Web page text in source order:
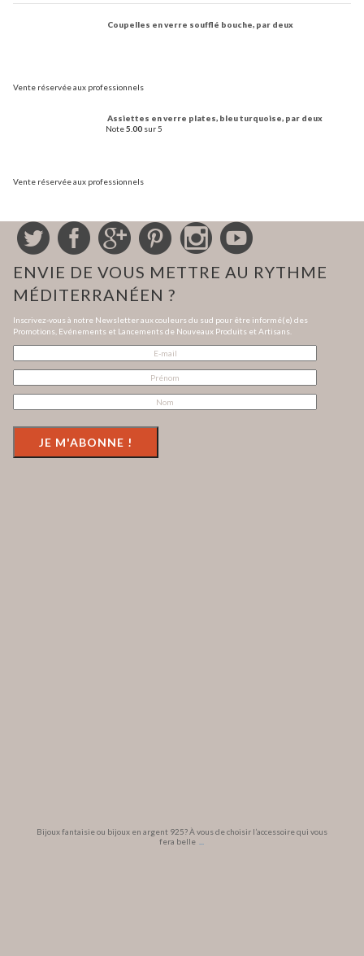
Coupelles en verre soufflé bouche, par deux
Vente réservée aux professionnels
Assiettes en verre plates, bleu turquoise, par deux
Note5.00 sur 5
Vente réservée aux professionnels
ENVIE DE VOUS METTRE AU RYTHME
MÉDITERRANÉEN ?
Inscrivez-vous à notre Newsletter aux couleurs du sud pour être informé(e) des
Promotions, Evénements et Lancements de Nouveaux Produits et Artisans.
Bijoux fantaisie ou bijoux en argent 925? À vous de choisir l’accessoire qui vous
fera belle